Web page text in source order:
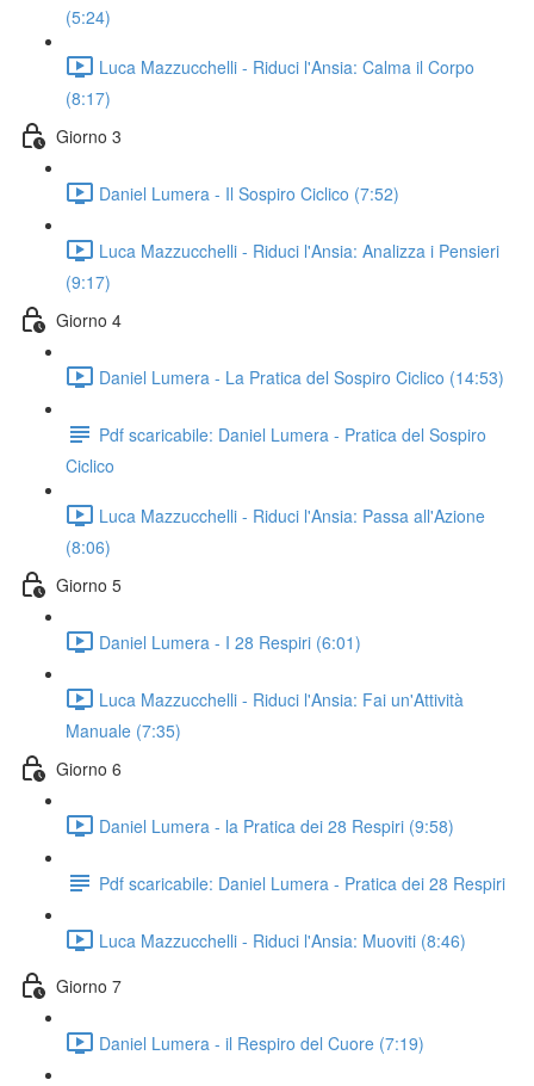
(5:24)
Luca Mazzucchelli - Riduci l'Ansia: Calma il Corpo
(8:17)
Giorno 3
Daniel Lumera - Il Sospiro Ciclico (7:52)
Luca Mazzucchelli - Riduci l'Ansia: Analizza i Pensieri
(9:17)
Giorno 4
Daniel Lumera - La Pratica del Sospiro Ciclico (14:53)
Pdf scaricabile: Daniel Lumera - Pratica del Sospiro
Ciclico
Luca Mazzucchelli - Riduci l'Ansia: Passa all'Azione
(8:06)
Giorno 5
Daniel Lumera - I 28 Respiri (6:01)
Luca Mazzucchelli - Riduci l'Ansia: Fai un'Attività
Manuale (7:35)
Giorno 6
Daniel Lumera - la Pratica dei 28 Respiri (9:58)
Pdf scaricabile: Daniel Lumera - Pratica dei 28 Respiri
Luca Mazzucchelli - Riduci l'Ansia: Muoviti (8:46)
Giorno 7
Daniel Lumera - il Respiro del Cuore (7:19)